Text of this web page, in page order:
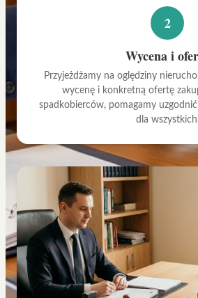
2
Wycena i
Przyjeżdżamy na oględziny
wycenę i konkretną ofertę
spadkobierców, pomagamy
dla